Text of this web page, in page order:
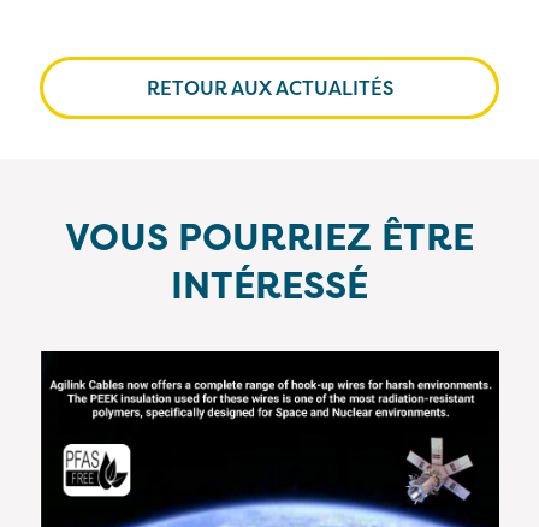
RETOUR AUX ACTUALITÉS
VOUS POURRIEZ ÊTRE
INTÉRESSÉ